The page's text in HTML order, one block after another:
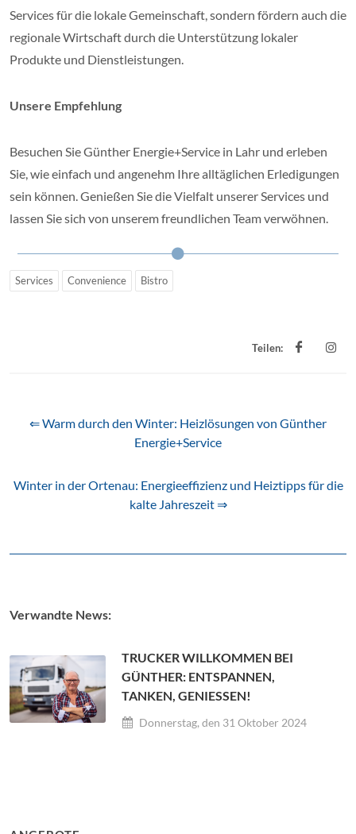
Services für die lokale Gemeinschaft, sondern fördern auch die
regionale Wirtschaft durch die Unterstützung lokaler
Produkte und Dienstleistungen.
Unsere Empfehlung
Besuchen Sie Günther Energie+Service in Lahr und erleben
Sie, wie einfach und angenehm Ihre alltäglichen Erledigungen
sein können. Genießen Sie die Vielfalt unserer Services und
lassen Sie sich von unserem freundlichen Team verwöhnen.
Services Convenience Bistro
Teilen:
⇐ Warm durch den Winter: Heizlösungen von Günther
Energie+Service
Winter in der Ortenau: Energieeffizienz und Heiztipps für die
kalte Jahreszeit ⇒
Verwandte News:
TRUCKER WILLKOMMEN BEI
GÜNTHER: ENTSPANNEN,
TANKEN, GENIESSEN!
Donnerstag, den 31 Oktober 2024